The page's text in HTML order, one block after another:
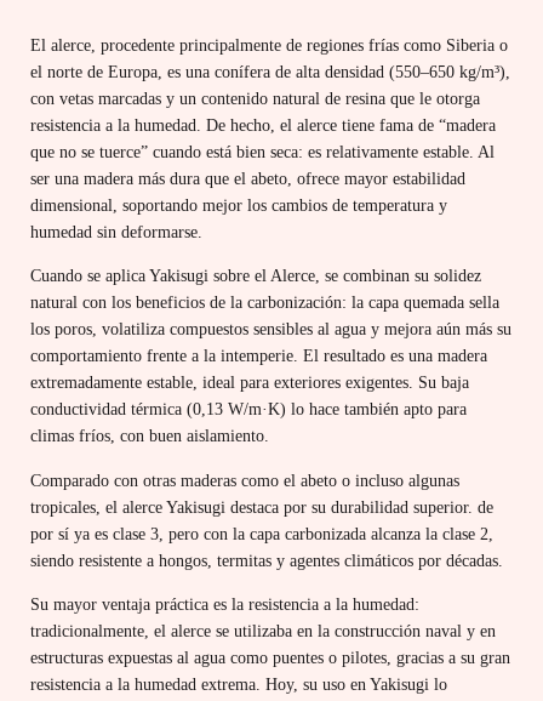
El alerce, procedente principalmente de regiones frías como Siberia o
el norte de Europa, es una conífera de alta densidad (550–650 kg/m³),
con vetas marcadas y un contenido natural de resina que le otorga
resistencia a la humedad. De hecho, el alerce tiene fama de “madera
que no se tuerce” cuando está bien seca: es relativamente estable. Al
ser una madera más dura que el abeto, ofrece mayor estabilidad
dimensional, soportando mejor los cambios de temperatura y
humedad sin deformarse.
Cuando se aplica Yakisugi sobre el Alerce, se combinan su solidez
natural con los beneficios de la carbonización: la capa quemada sella
los poros, volatiliza compuestos sensibles al agua y mejora aún más su
comportamiento frente a la intemperie. El resultado es una madera
extremadamente estable, ideal para exteriores exigentes. Su baja
conductividad térmica (0,13 W/m·K) lo hace también apto para
climas fríos, con buen aislamiento.
Comparado con otras maderas como el abeto o incluso algunas
tropicales, el alerce Yakisugi destaca por su durabilidad superior. de
por sí ya es clase 3, pero con la capa carbonizada alcanza la clase 2,
siendo resistente a hongos, termitas y agentes climáticos por décadas.
Su mayor ventaja práctica es la resistencia a la humedad:
tradicionalmente, el alerce se utilizaba en la construcción naval y en
estructuras expuestas al agua como puentes o pilotes, gracias a su gran
resistencia a la humedad extrema. Hoy, su uso en Yakisugi lo